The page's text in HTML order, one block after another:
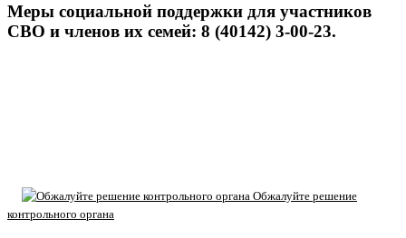
Меры социальной поддержки для участников
СВО и членов их семей: 8 (40142) 3-00-23.
Обжалуйте решение
контрольного органа